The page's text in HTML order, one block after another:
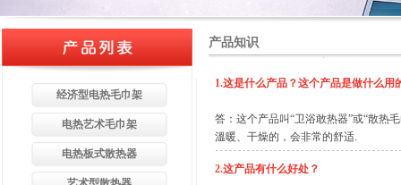
经济型电热毛巾架
电热艺术毛巾架
电热板式散热器
产品知识
1.这是什么产品？这个产品是做什么用
答：这个产品叫“卫浴敢热器”或“散热
溫暖、干燥的，会非常的舒适.
2.这产品有什么好处？